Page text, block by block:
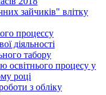
зайчиків" влітку
процессу
діяльності
табору
освітнього процесу у
році
з обліку